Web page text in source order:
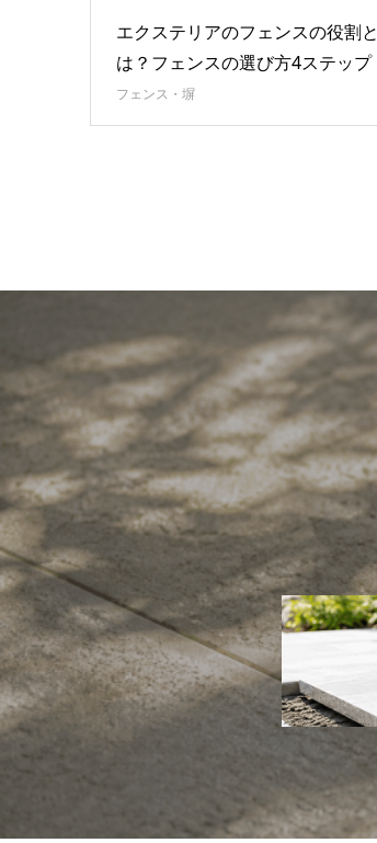
エクステリアのフェンスの役割と
は？フェンスの選び方4ステップ
フェンス・塀